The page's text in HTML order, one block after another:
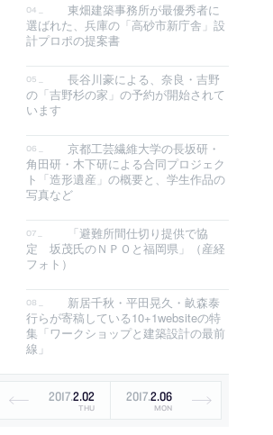
東畑建築事務所が最優秀者に
選ばれた、兵庫の「高砂市新庁舎」設
計プロポの提案書
長谷川豪による、奈良・吉野
の「吉野杉の家」の予約が開始されて
います
京都工芸繊維大学の長坂研・
角田研・木下研による合同プロジェク
ト「造形遺産」の概要と、学生作品の
写真など
「避難所間仕切り提供で協
定 坂茂氏のＮＰＯと福岡県」（産経
フォト）
新居千秋・平田晃久・畝森泰
行らが寄稿している10+1websiteの特
集「ワークショップと建築設計の最前
線」
2017.2.02
THU
2017.2.06
MON